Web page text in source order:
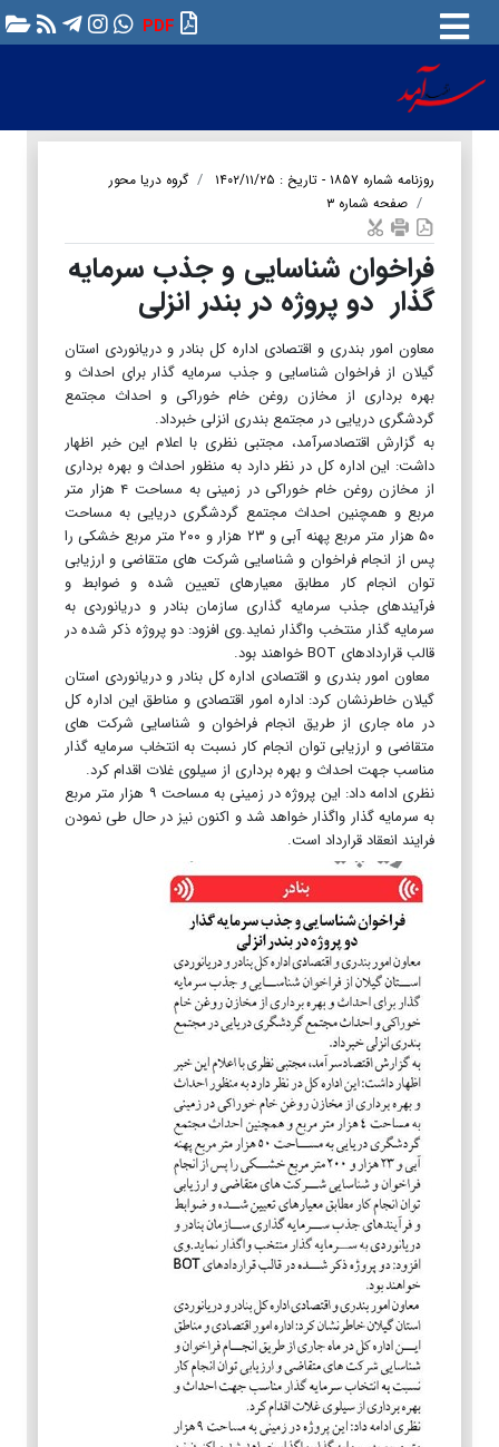
PDF
روزنامه شماره ۱۸۵۷ - تاریخ : ۱۴۰۲/۱۱/۲۵
گروه دریا محور
صفحه شماره ۳
فراخوان شناسایی و جذب سرمایه
گذار دو پروژه در بندر انزلی
معاون امور بندری و اقتصادی اداره کل بنادر و دریانوردی استان
گیلان از فراخوان شناسایی و جذب سرمایه گذار برای احداث و
بهره برداری از مخازن روغن خام خوراکی و احداث مجتمع
گردشگری دریایی در مجتمع بندری انزلی خبرداد.
به گزارش اقتصادسرآمد، مجتبی نظری با اعلام این خبر اظهار
داشت: این اداره کل در نظر دارد به منظور احداث و بهره برداری
از مخازن روغن خام خوراکی در زمینی به مساحت ۴ هزار متر
مربع و همچنین احداث مجتمع گردشگری دریایی به مساحت
۵۰ هزار متر مربع پهنه آبی و ۲۳ هزار و ۲۰۰ متر مربع خشکی را
پس از انجام فراخوان و شناسایی شرکت های متقاضی و ارزیابی
توان انجام کار مطابق معیارهای تعیین شده و ضوابط و
فرآیندهای جذب سرمایه گذاری سازمان بنادر و دریانوردی به
سرمایه گذار منتخب واگذار نماید.وی افزود: دو پروژه ذکر شده در
قالب قراردادهای BOT خواهند بود.
معاون امور بندری و اقتصادی اداره کل بنادر و دریانوردی استان
گیلان خاطرنشان کرد: اداره امور اقتصادی و مناطق این اداره کل
در ماه جاری از طریق انجام فراخوان و شناسایی شرکت های
متقاضی و ارزیابی توان انجام کار نسبت به انتخاب سرمایه گذار
مناسب جهت احداث و بهره برداری از سیلوی غلات اقدام کرد.
نظری ادامه داد: این پروژه در زمینی به مساحت ۹ هزار متر مربع
به سرمایه گذار واگذار خواهد شد و اکنون نیز در حال طی نمودن
فرایند انعقاد قرارداد است.